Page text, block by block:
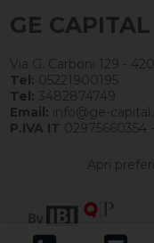
GE
Via G. Carboni 129 -
Tel: 05221900195
Tel: 3482874749
Email: info@ge-
P.IVA IT 02975660354 -
Apri